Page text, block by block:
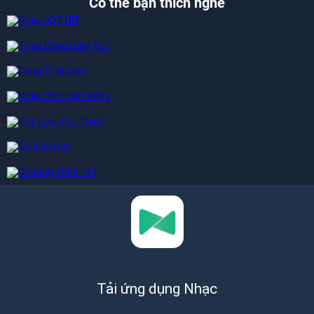
Tải ứng dụng Nhạc